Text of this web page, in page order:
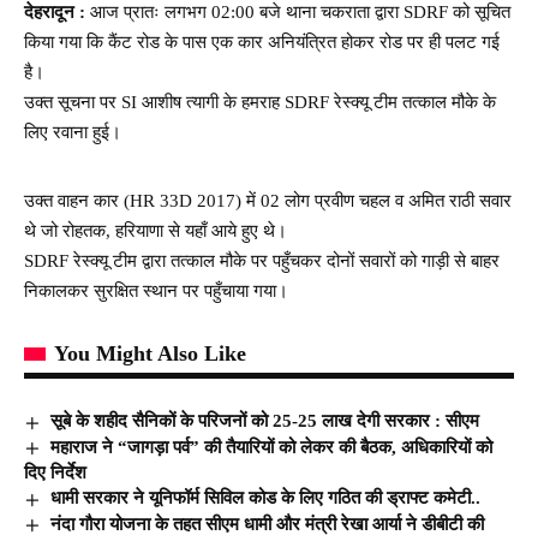
देहरादून : आज प्रातः लगभग 02:00 बजे थाना चकराता द्वारा SDRF को सूचित
किया गया कि कैंट रोड के पास एक कार अनियंत्रित होकर रोड पर ही पलट गई
है।
उक्त सूचना पर SI आशीष त्यागी के हमराह SDRF रेस्क्यू टीम तत्काल मौके के
लिए रवाना हुई।
उक्त वाहन कार (HR 33D 2017) में 02 लोग प्रवीण चहल व अमित राठी सवार
थे जो रोहतक, हरियाणा से यहाँ आये हुए थे।
SDRF रेस्क्यू टीम द्वारा तत्काल मौके पर पहुँचकर दोनों सवारों को गाड़ी से बाहर
निकालकर सुरक्षित स्थान पर पहुँचाया गया।
You Might Also Like
सूबे के शहीद सैनिकों के परिजनों को 25-25 लाख देगी सरकार : सीएम
महाराज ने “जागड़ा पर्व” की तैयारियों को लेकर की बैठक, अधिकारियों को
दिए निर्देश
धामी सरकार ने यूनिफॉर्म सिविल कोड के लिए गठित की ड्राफ्ट कमेटी..
नंदा गौरा योजना के तहत सीएम धामी और मंत्री रेखा आर्या ने डीबीटी की